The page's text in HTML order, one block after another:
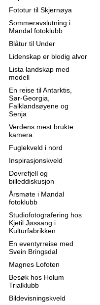
Fototur til Skjernøya
Sommeravslutning i
Mandal fotoklubb
Blåtur til Under
Lidenskap er blodig alvor
Lista landskap med
modell
En reise til Antarktis,
Sør-Georgia,
Falklandsøyene og
Senja
Verdens mest brukte
kamera
Fuglekveld i nord
Inspirasjonskveld
Dovrefjell og
billeddiskusjon
Årsmøte i Mandal
fotoklubb
Studiofotografering hos
Kjetil Jøssang i
Kulturfabrikken
En eventyrreise med
Svein Bringsdal
Magnes Lofoten
Besøk hos Holum
Trialklubb
Bildevisningskveld